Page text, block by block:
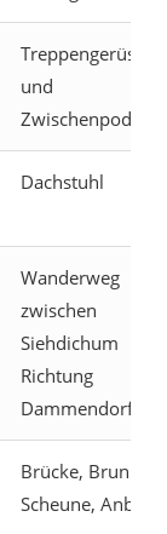
Treppengerüst
und
Zwischenpodest
Dachstuhl
Wanderweg
zwischen
Siehdichum
Richtung
Dammendorf
Brücke, Brunnen,
Scheune, Anbau